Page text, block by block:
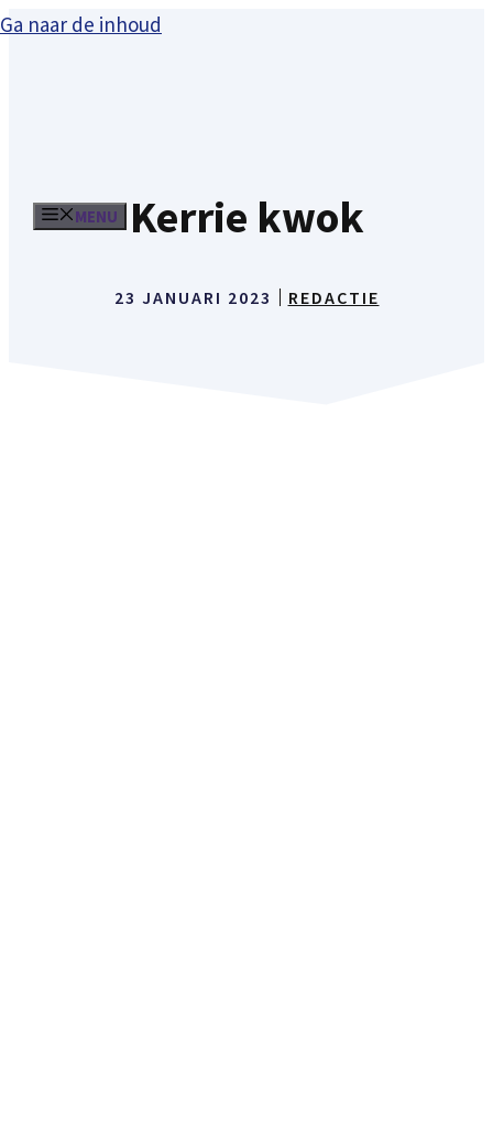
Ga naar de inhoud
MENU Kerrie kwok
23 JANUARI 2023 REDACTIE